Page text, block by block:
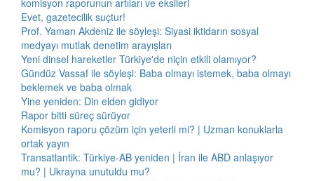
komisyon raporunun artıları ve eksileri
Evet, gazetecilik suçtur!
Prof. Yaman Akdeniz ile söyleşi: Siyasi iktidarın sosyal
medyayı mutlak denetim arayışları
Yeni dinsel hareketler Türkiye'de niçin etkili olamıyor?
Gündüz Vassaf ile söyleşi: Baba olmayı istemek, baba olmayı
beklemek ve baba olmak
Yine yeniden: Din elden gidiyor
Rapor bitti süreç sürüyor
Komisyon raporu çözüm için yeterli mi? | Uzman konuklarla
ortak yayın
Transatlantik: Türkiye-AB yeniden | İran ile ABD anlaşıyor
mu? | Ukrayna unutuldu mu?